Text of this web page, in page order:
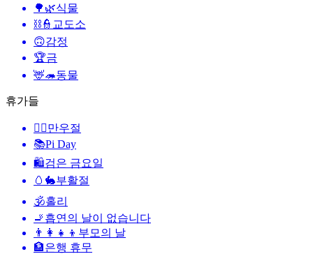
🌳🌿식물
⛓️👮 교도소
🙃감정
🏆금
🦌🦔동물
휴가들
🙆‍♂️만우절
📚Pi Day
🛍검은 금요일
🥚🐇부활절
🕉홀리
🚬 흡연의 날이 없습니다
👨‍👩‍👧‍👦 부모의 날
🏦은행 휴무